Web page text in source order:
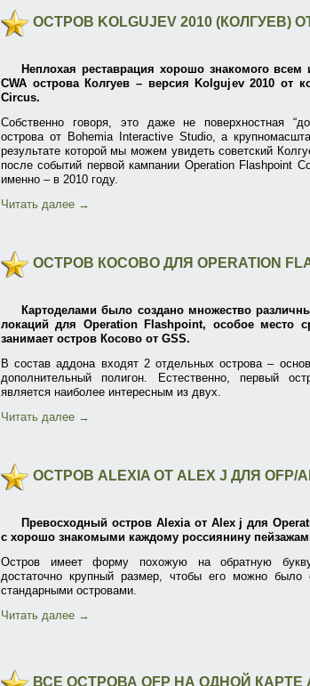
ОСТРОВ KOLGUJEV 2010 (КОЛГУЕВ)
Неплохая реставрация хорошо знакомого всем
CWA острова Колгуев – версия Kolgujev 2010 от
Circus.
Собственно говоря, это даже не поверхностная
острова от Bohemia Interactive Studio, а
результате которой мы можем увидеть советский
после событий первой кампании Operation Flashpoint
именно – в 2010 году.
Читать далее →
ОСТРОВ КОСОВО ДЛЯ OPERATION
Картоделами было создано множество
локаций для Operation Flashpoint, особое место
занимает остров Косово от GSS.
В состав аддона входят 2 отдельных острова –
дополнительный полигон. Естественно, первый
является наиболее интересным из двух.
Читать далее →
ОСТРОВ ALEXIA ОТ ALEX J ДЛЯ OFP/
Превосходный остров Alexia от Alex j для
с хорошо знакомыми каждому россиянину
Остров имеет форму похожую на обратную
достаточно крупный размер, чтобы его можно было
стандарными островами.
Читать далее →
ВСЕ ОСТРОВА OFP НА ОДНОЙ КАРТЕ